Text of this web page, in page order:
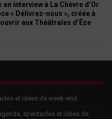
en interview à La Chèvre d’Or
« Délivrez-nous », créée à
aux Théâtrales d’Èze
et idées de week-end
spectacles et idées de